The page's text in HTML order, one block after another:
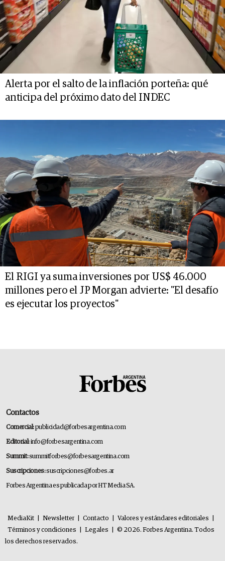
Alerta por el salto de la inflación porteña: qué
anticipa del próximo dato del INDEC
El RIGI ya suma inversiones por US$ 46.000
millones pero el JP Morgan advierte: "El desafío
es ejecutar los proyectos"
Contactos
Comercial:publicidad@forbesargentina.com
Editorial:info@forbesargentina.com
Summit:summitforbes@forbesargentina.com
Suscripciones:suscripciones@forbes.ar
Forbes Argentina es publicada por HT Media SA.
MediaKit Newsletter Contacto Valores y estándares editoriales
Términos y condiciones
Legales
© 2026. Forbes Argentina. Todos
los derechos reservados.